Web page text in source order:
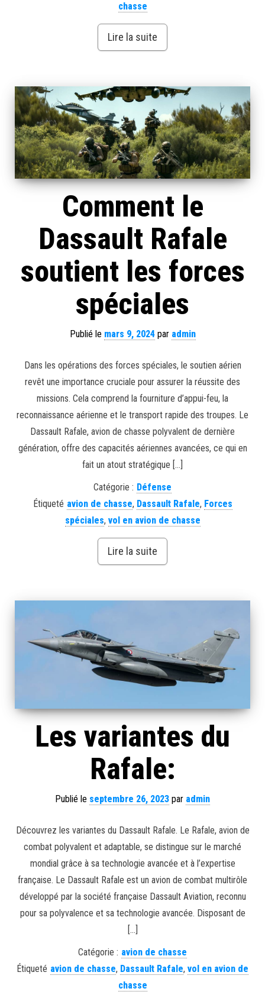
chasse
Lire la suite
Comment le
Dassault Rafale
soutient les forces
spéciales
Publié le mars 9, 2024par admin
Dans les opérations des forces spéciales, le soutien aérien
revêt une importance cruciale pour assurer la réussite des
missions. Cela comprend la fourniture d’appui-feu, la
reconnaissance aérienne et le transport rapide des troupes. Le
Dassault Rafale, avion de chasse polyvalent de dernière
génération, offre des capacités aériennes avancées, ce qui en
fait un atout stratégique […]
Catégorie : Défense
Étiqueté avion de chasse, Dassault Rafale, Forces
spéciales, vol en avion de chasse
Lire la suite
Les variantes du
Rafale:
Publié le septembre 26, 2023 par admin
Découvrez les variantes du Dassault Rafale. Le Rafale, avion de
combat polyvalent et adaptable, se distingue sur le marché
mondial grâce à sa technologie avancée et à l’expertise
française. Le Dassault Rafale est un avion de combat multirôle
développé par la société française Dassault Aviation, reconnu
pour sa polyvalence et sa technologie avancée. Disposant de
[…]
Catégorie : avion de chasse
Étiqueté avion de chasse, Dassault Rafale, vol en avion de
chasse